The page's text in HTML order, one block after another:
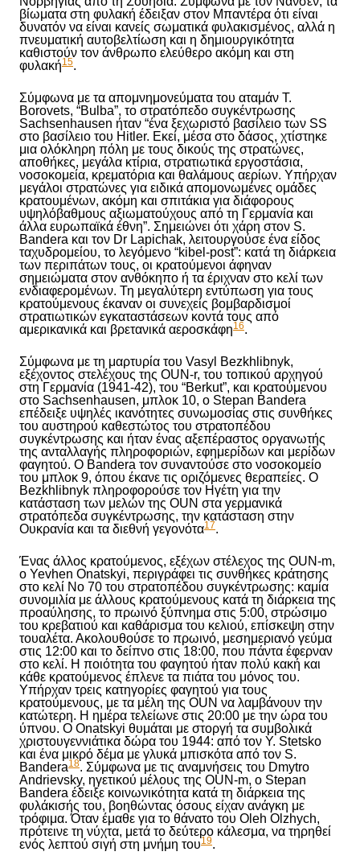
βίωματα στη φυλακή έδειξαν στον Μπαντέρα ότι είναι
δυνατόν να είναι κανείς σωματικά φυλακισμένος, αλλά η
πνευματική αυτοβελτίωση και η δημιουργικότητα
καθιστούν τον άνθρωπο ελεύθερο ακόμη και στη
φυλακή15.
Σύμφωνα με τα απομνημονεύματα του αταμάν Τ.
Borovets, “Bulba”, το στρατόπεδο συγκέντρωσης
Sachsenhausen ήταν “ένα ξεχωριστό βασίλειο των SS
στο βασίλειο του Hitler. Εκεί, μέσα στο δάσος, χτίστηκε
μια ολόκληρη πόλη με τους δικούς της στρατώνες,
αποθήκες, μεγάλα κτίρια, στρατιωτικά εργοστάσια,
νοσοκομεία, κρεματόρια και θαλάμους αερίων. Υπήρχαν
μεγάλοι στρατώνες για ειδικά απομονωμένες ομάδες
κρατουμένων, ακόμη και σπιτάκια για διάφορους
υψηλόβαθμους αξιωματούχους από τη Γερμανία και
άλλα ευρωπαϊκά έθνη”. Σημειώνει ότι χάρη στον S.
Bandera και τον Dr Lapichak, λειτουργούσε ένα είδος
ταχυδρομείου, το λεγόμενο “kibel-post”: κατά τη διάρκεια
των περιπάτων τους, οι κρατούμενοι άφηναν
σημειώματα στον ανθόκηπο ή τα έριχναν στο κελί των
ενδιαφερομένων. Τη μεγαλύτερη εντύπωση για τους
κρατούμενους έκαναν οι συνεχείς βομβαρδισμοί
στρατιωτικών εγκαταστάσεων κοντά τους από
αμερικανικά και βρετανικά αεροσκάφη16.
Σύμφωνα με τη μαρτυρία του Vasyl Bezkhlibnyk,
εξέχοντος στελέχους της OUN-r, του τοπικού αρχηγού
στη Γερμανία (1941-42), του “Berkut”, και κρατούμενου
στο Sachsenhausen, μπλοκ 10, ο Stepan Bandera
επέδειξε υψηλές ικανότητες συνωμοσίας στις συνθήκες
του αυστηρού καθεστώτος του στρατοπέδου
συγκέντρωσης και ήταν ένας αξεπέραστος οργανωτής
της ανταλλαγής πληροφοριών, εφημερίδων και μερίδων
φαγητού. Ο Bandera τον συναντούσε στο νοσοκομείο
του μπλοκ 9, όπου έκανε τις οριζόμενες θεραπείες. Ο
Bezkhlibnyk πληροφορούσε τον Ηγέτη για την
κατάσταση των μελών της OUN στα γερμανικά
στρατόπεδα συγκέντρωσης, την κατάσταση στην
Ουκρανία και τα διεθνή γεγονότα17.
Ένας άλλος κρατούμενος, εξέχων στέλεχος της OUN-m,
ο Yevhen Onatskyi, περιγράφει τις συνθήκες κράτησης
στο κελί Νο 70 του στρατοπέδου συγκέντρωσης: καμία
συνομιλία με άλλους κρατούμενους κατά τη διάρκεια της
προαύλησης, το πρωινό ξύπνημα στις 5:00, στρώσιμο
του κρεβατιού και καθάρισμα του κελιού, επίσκεψη στην
τουαλέτα. Ακολουθούσε το πρωινό, μεσημεριανό γεύμα
στις 12:00 και το δείπνο στις 18:00, που πάντα έφερναν
στο κελί. Η ποιότητα του φαγητού ήταν πολύ κακή και
κάθε κρατούμενος έπλενε τα πιάτα του μόνος του.
Υπήρχαν τρεις κατηγορίες φαγητού για τους
κρατούμενους, με τα μέλη της OUN να λαμβάνουν την
κατώτερη. Η ημέρα τελείωνε στις 20:00 με την ώρα του
ύπνου. Ο Onatskyi θυμάται με στοργή τα συμβολικά
χριστουγεννιάτικα δώρα του 1944: από τον Y. Stetsko
και ένα μικρό δέμα με γλυκά μπισκότα από τον S.
Bandera18. Σύμφωνα με τις αναμνήσεις του Dmytro
Andrievsky, ηγετικού μέλους της OUN-m, ο Stepan
Bandera έδειξε κοινωνικότητα κατά τη διάρκεια της
φυλάκισής του, βοηθώντας όσους είχαν ανάγκη με
τρόφιμα. Όταν έμαθε για το θάνατο του Oleh Olzhych,
πρότεινε τη νύχτα, μετά το δεύτερο κάλεσμα, να τηρηθεί
ενός λεπτού σιγή στη μνήμη του19.